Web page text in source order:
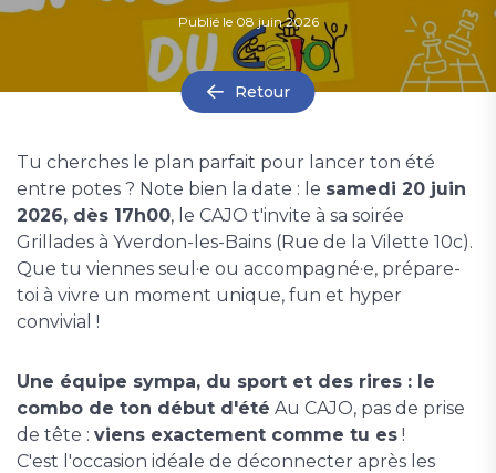
Publié le 08 juin 2026
Retour
Tu cherches le plan parfait pour lancer ton été
entre potes ? Note bien la date : le samedi 20 juin
2026, dès 17h00, le CAJO t'invite à sa soirée
Grillades à Yverdon-les-Bains (Rue de la Vilette 10c).
Que tu viennes seul·e ou accompagné·e, prépare-
toi à vivre un moment unique, fun et hyper
convivial !
Une équipe sympa, du sport et des rires : le
combo de ton début d'été Au CAJO, pas de prise
de tête : viens exactement comme tu es !
C'est l'occasion idéale de déconnecter après les